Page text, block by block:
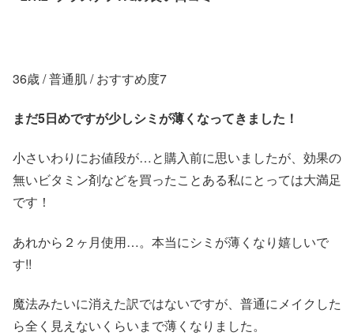
36歳 / 普通肌 / おすすめ度7
まだ5日めですが少しシミが薄くなってきました！
小さいわりにお値段が…と購入前に思いましたが、効果の
無いビタミン剤などを買ったことある私にとっては大満足
です！
あれから２ヶ月使用…。本当にシミが薄くなり嬉しいで
す!!
魔法みたいに消えた訳ではないですが、普通にメイクした
ら全く見えないくらいまで薄くなりました。